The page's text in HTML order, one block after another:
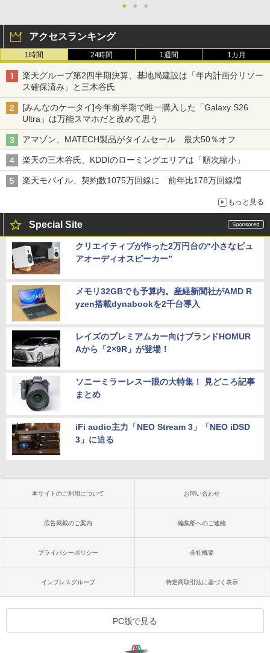
● ● ●
アクセスランキング
1時間 24時間 1週間 1カ月
楽天グループ第2四半期決算、基地局建設は「年内計画分リソー
ス確保済み」と三木谷氏
[みんなのケータイ]今年前半期で唯一購入した「Galaxy S26
Ultra」は万能スマホだと改めて思う
アマゾン、MATECH製品がタイムセール 最大50％オフ
楽天の三木谷氏、KDDIのローミングエリアは「順次縮小」
楽天モバイル、契約数1075万回線に 前年比178万回線増
もっと見る
Special Site
クリエイティブが作った2万円台の“小さなピュ
アオーディオスピーカー”
メモリ32GBでも予算内。産経新聞社がAMD R
yzen搭載dynabookを2千台導入
レイズのプレミアムカー向けブランドHOMUR
Aから「2×9R」が登場！
ソニーミラーレス一眼の大特集！ 見どころ記事
まとめ
iFi audio主力「NEO Stream 3」「NEO iDSD
3」に迫る
本サイトのご利用について お問い合わせ
広告掲載のご案内 編集部へのご連絡
プライバシーポリシー 会社概要
インプレスグループ 特定商取引法に基づく表示
PC版で見る